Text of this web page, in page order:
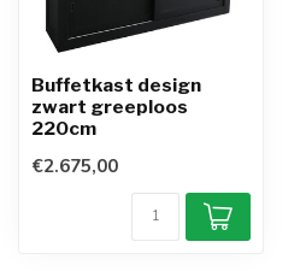
Buffetkast design
zwart greeploos
220cm
€2.675,00